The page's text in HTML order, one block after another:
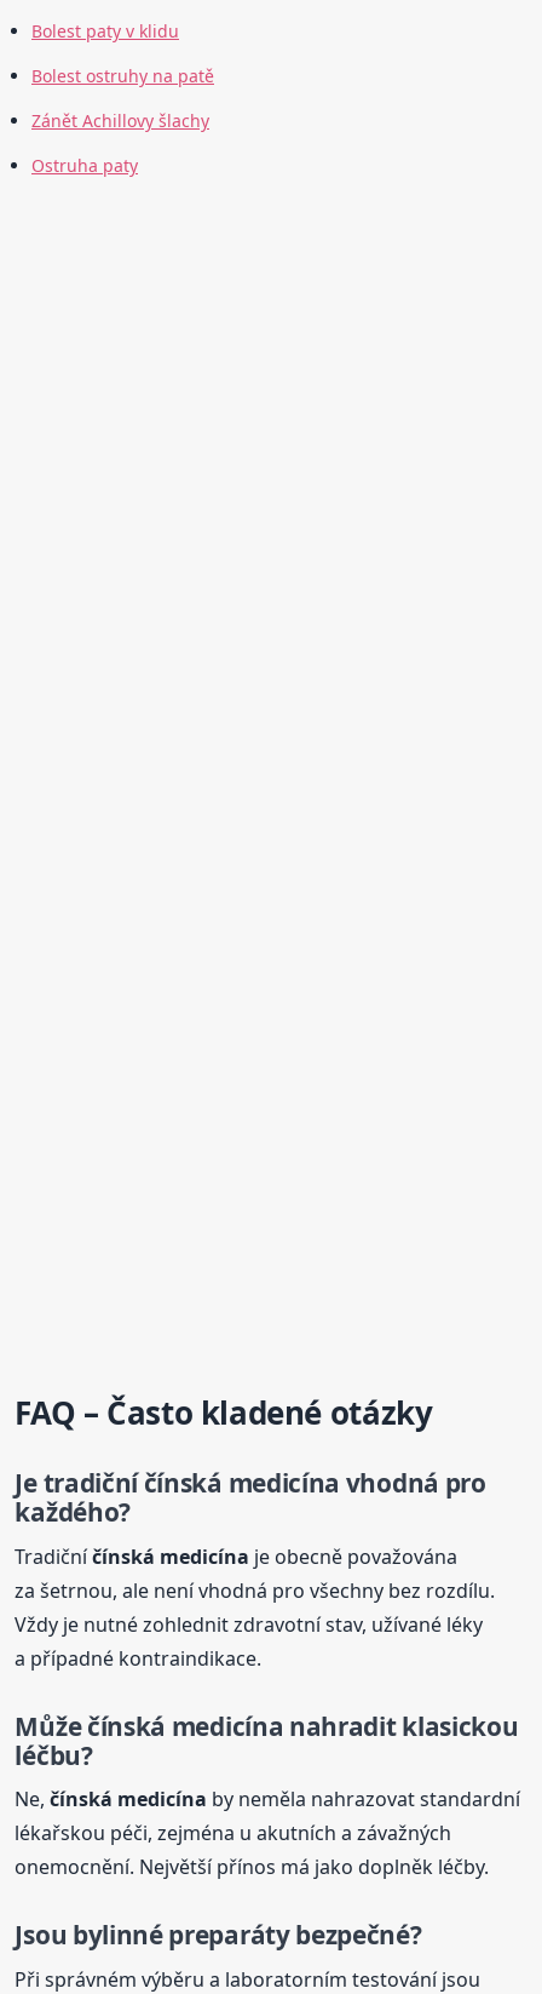
Bolest paty v klidu
Bolest ostruhy na patě
Zánět Achillovy šlachy
Ostruha paty
FAQ – Často kladené otázky
Je tradičníčínská medicína vhodná pro
každého?
Tradičníčínská medicína je obecně považována
za šetrnou, ale není vhodná pro všechny bez rozdílu.
Vždy je nutné zohlednit zdravotní stav, užívané léky
a případné kontraindikace.
Můžečínská medicína nahradit klasickou
léčbu?
Ne,čínská medicína by neměla nahrazovat standardní
lékařskou péči, zejména u akutních a závažných
onemocnění. Největší přínos má jako doplněk léčby.
Jsou bylinné preparáty bezpečné?
Při správném výběru a laboratorním testování jsou